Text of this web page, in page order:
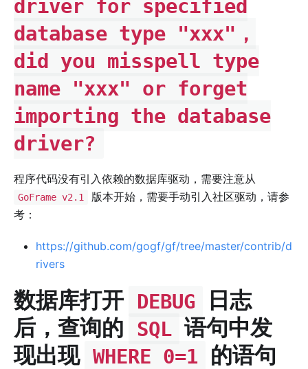
driver for specified
database type "xxx"，
did you misspell type
name "xxx" or forget
importing the database
driver?
程序代码没有引入依赖的数据库驱动，需要注意从
GoFrame v2.1
版本开始，需要手动引入社区驱动，请参
考：
https://github.com/gogf/gf/tree/master/contrib/d
rivers
数据库打开 DEBUG
日志
后，查询的
SQL 语句中发
现出现 WHERE 0=1 的语句